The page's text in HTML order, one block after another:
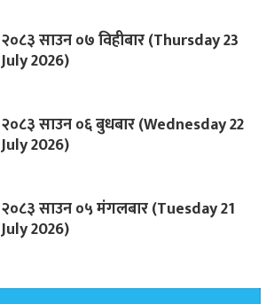
२०८३ साउन ०७ विहीबार (Thursday 23
July 2026)
२०८३ साउन ०६ बुधबार (Wednesday 22
July 2026)
२०८३ साउन ०५ मंगलबार (Tuesday 21
July 2026)